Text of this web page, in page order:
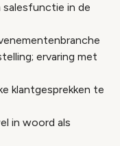
salesfunctie in de
ervaring met
klantgesprekken te
in woord als